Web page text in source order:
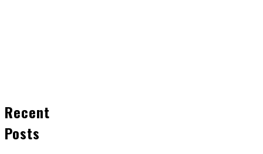
Recent
Posts